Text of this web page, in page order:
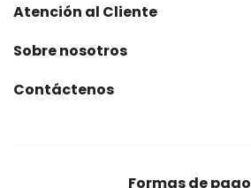
Atención al Cliente
Sobre nosotros
Contáctenos
Formas de pago